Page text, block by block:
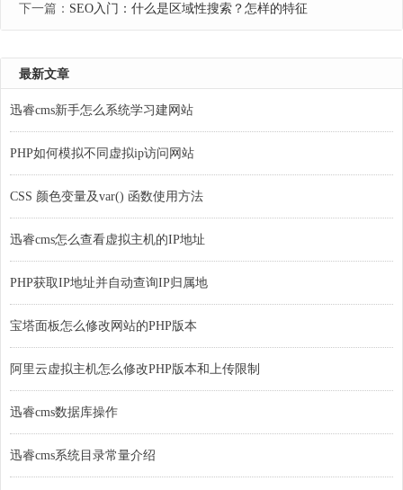
下一篇： SEO入门：什么是区域性搜索？怎样的特征
最新文章
迅睿cms新手怎么系统学习建网站
PHP如何模拟不同虚拟ip访问网站
CSS 颜色变量及var() 函数使用方法
迅睿cms怎么查看虚拟主机的IP地址
PHP获取IP地址并自动查询IP归属地
宝塔面板怎么修改网站的PHP版本
阿里云虚拟主机怎么修改PHP版本和上传限制
迅睿cms数据库操作
迅睿cms系统目录常量介绍